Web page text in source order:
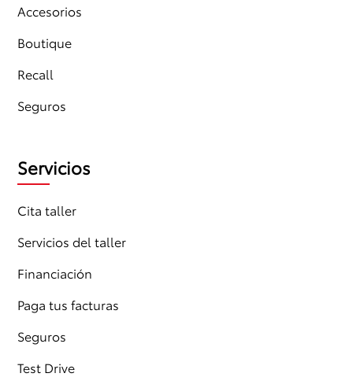
Accesorios
Boutique
Recall
Seguros
Servicios
Cita taller
Servicios del taller
Financiación
Paga tus facturas
Seguros
Test Drive